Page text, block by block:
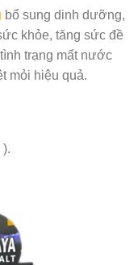
bổ sung dinh dưỡng,
khỏe, tăng sức đề
trạng mất nước
mỏi hiệu quả.